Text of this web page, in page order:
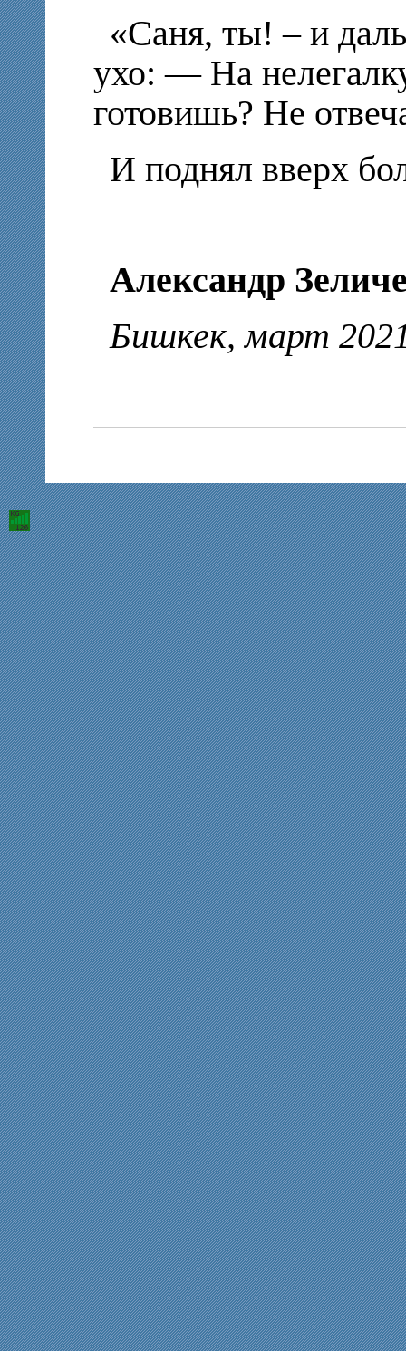
«Саня, ты! – и
ухо: — На
готовишь? Не
И поднял вверх
Александр
Бишкек, март